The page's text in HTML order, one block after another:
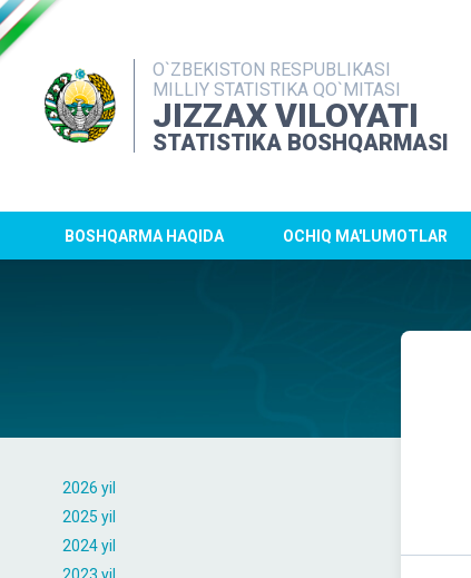
O`ZBEKISTON RESPUBLIKASI
MILLIY STATISTIKA QO`MITASI
JIZZAX VILOYATI
STATISTIKA BOSHQARMASI
BOSHQARMA HAQIDA OCHIQ MA'LUMOTLAR
2026 yil
2025 yil
2024 yil